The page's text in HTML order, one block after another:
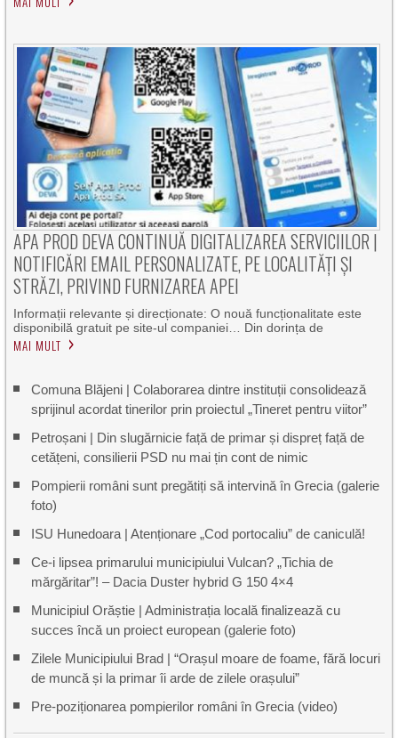
APA PROD DEVA CONTINUĂ DIGITALIZAREA SERVICIILOR |
NOTIFICĂRI EMAIL PERSONALIZATE, PE LOCALITĂȚI ȘI
STRĂZI, PRIVIND FURNIZAREA APEI
Informații relevante și direcționate: O nouă funcționalitate este
disponibilă gratuit pe site-ul companiei… Din dorința de
MAI MULT
Comuna Blăjeni | Colaborarea dintre instituții consolidează
sprijinul acordat tinerilor prin proiectul „Tineret pentru viitor”
Petroșani | Din slugărnicie față de primar și dispreț față de
cetățeni, consilierii PSD nu mai țin cont de nimic
Pompierii români sunt pregătiți să intervină în Grecia (galerie
foto)
ISU Hunedoara | Atenționare „Cod portocaliu” de caniculă!
Ce-i lipsea primarului municipiului Vulcan? „Tichia de
mărgăritar”! – Dacia Duster hybrid G 150 4×4
Municipiul Orăștie | Administrația locală finalizează cu
succes încă un proiect european (galerie foto)
Zilele Municipiului Brad | “Orașul moare de foame, fără locuri
de muncă și la primar îi arde de zilele orașului”
Pre-poziționarea pompierilor români în Grecia (video)